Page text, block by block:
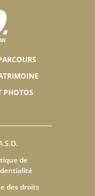
PHOTOS
de
des droits